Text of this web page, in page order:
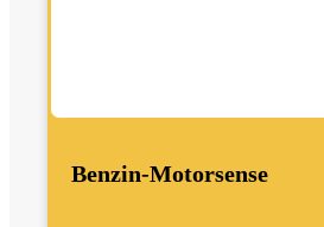
Benzin-Motorsense